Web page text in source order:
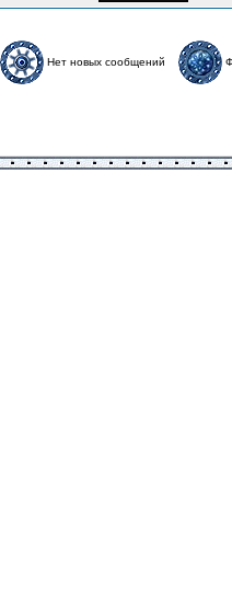
Нет новых сообщений